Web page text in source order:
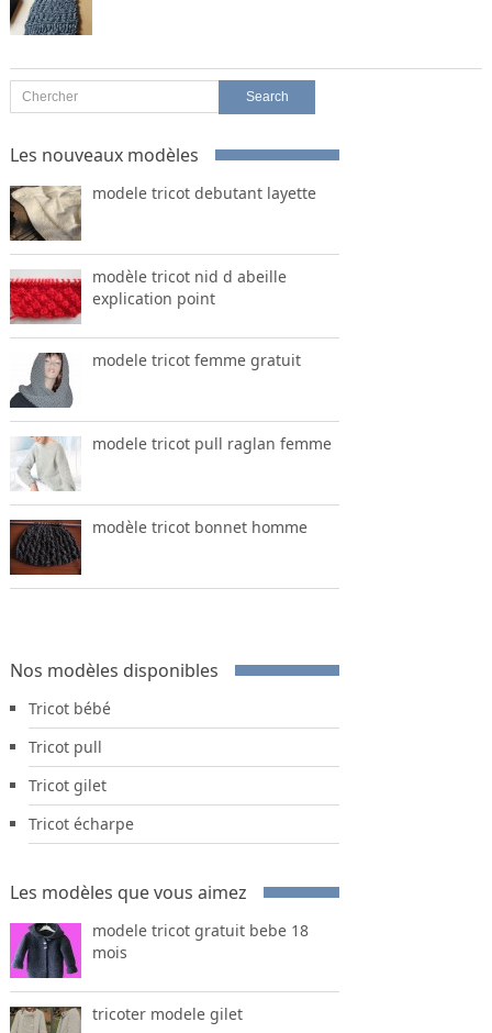
Les nouveaux modèles
modele tricot debutant layette
modèle tricot nid d abeille
explication point
modele tricot femme gratuit
modele tricot pull raglan femme
modèle tricot bonnet homme
Nos modèles disponibles
Tricot bébé
Tricot pull
Tricot gilet
Tricot écharpe
Les modèles que vous aimez
modele tricot gratuit bebe 18
mois
tricoter modele gilet